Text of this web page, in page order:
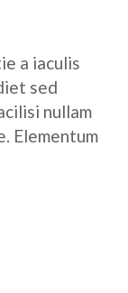
a iaculis
sed
nullam
Elementum